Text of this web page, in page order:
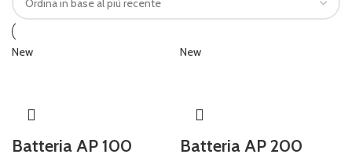
New
Batteria AP 100
New
Batteria AP 200